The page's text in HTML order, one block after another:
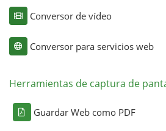
Conversor de vídeo
Conversor para servicios web
Herramientas de captura de
Guardar Web como PDF